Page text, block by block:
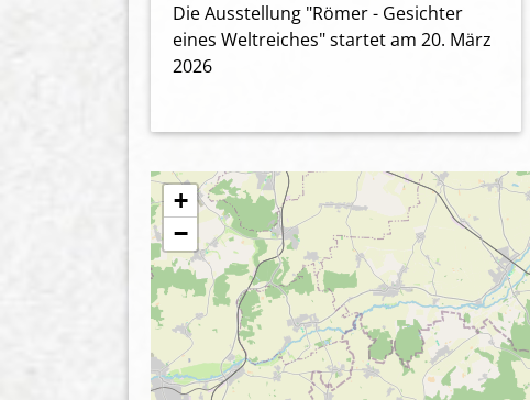
Die Ausstellung "Römer - Gesichter
eines Weltreiches" startet am 20. März
2026
+
−